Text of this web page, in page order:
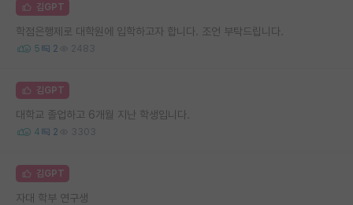
김GPT
학점은행제로 대학원에 입학하고자 합니다. 조언 부탁드립니다.
5 2 2483
김GPT
대학교 졸업하고 6개월 지난 학생입니다.
4 2 3303
김GPT
자대 학부 연구생